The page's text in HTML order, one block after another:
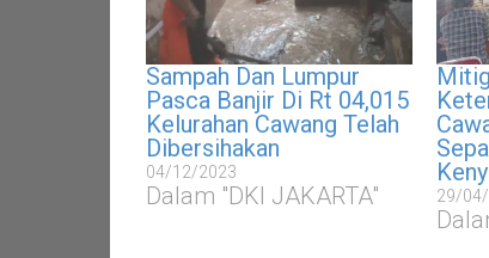
Sampah Dan Lumpur
Pasca Banjir Di Rt 04,015
Kelurahan Cawang Telah
Dibersihakan
04/12/2023
Dalam "DKI JAKARTA" 29/